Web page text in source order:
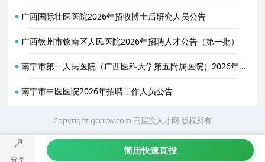
广西国际壮医医院2026年招收博士后研究人员公告
广西钦州市钦南区人民医院2026年招聘人才公告（第一批）
南宁市第一人民医院（广西医科大学第五附属医院）2026年招聘博士后公告
南宁市中医医院2026年招聘工作人员公告
分享
简历快速直投
Copyright gccrcw.com 高层次人才网 版权所有